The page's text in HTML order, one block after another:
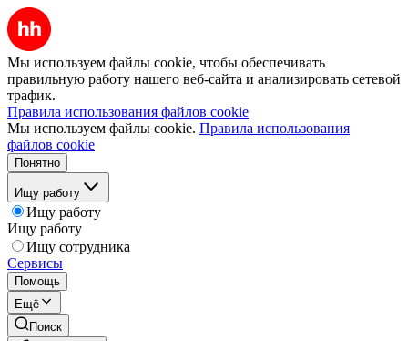
Мы используем файлы cookie, чтобы обеспечивать
правильную работу нашего веб-сайта и анализировать сетевой
трафик.
Правила использования файлов cookie
Мы используем файлы cookie. Правила использования
файлов cookie
Понятно
Ищу работу
Ищу работу
Ищу работу
Ищу сотрудника
Сервисы
Помощь
Ещё
Поиск